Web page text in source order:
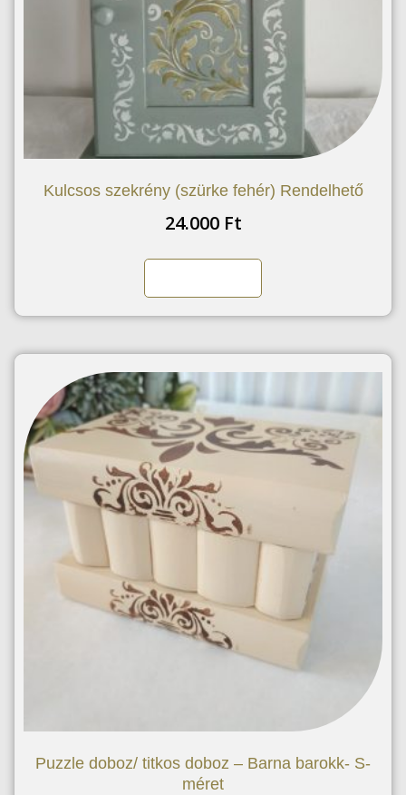
Kulcsos szekrény (szürke fehér) Rendelhető
24.000 Ft
Puzzle doboz/ titkos doboz – Barna barokk- S-
méret